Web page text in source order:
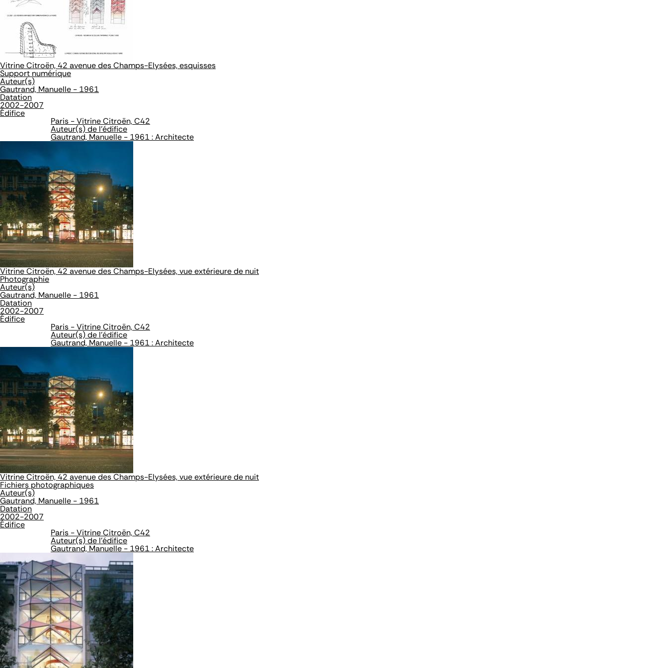
Vitrine Citroën, 42 avenue des Champs-Elysées, esquisses
Support numérique
Auteur(s)
Gautrand, Manuelle - 1961
Datation
2002-2007
Édifice
Paris - Vitrine Citroën, C42
Auteur(s) de l'édifice
Gautrand, Manuelle - 1961 : Architecte
Vitrine Citroën, 42 avenue des Champs-Elysées, vue extérieure de nuit
Photographie
Auteur(s)
Gautrand, Manuelle - 1961
Datation
2002-2007
Édifice
Paris - Vitrine Citroën, C42
Auteur(s) de l'édifice
Gautrand, Manuelle - 1961 : Architecte
Vitrine Citroën, 42 avenue des Champs-Elysées, vue extérieure de nuit
Fichiers photographiques
Auteur(s)
Gautrand, Manuelle - 1961
Datation
2002-2007
Édifice
Paris - Vitrine Citroën, C42
Auteur(s) de l'édifice
Gautrand, Manuelle - 1961 : Architecte